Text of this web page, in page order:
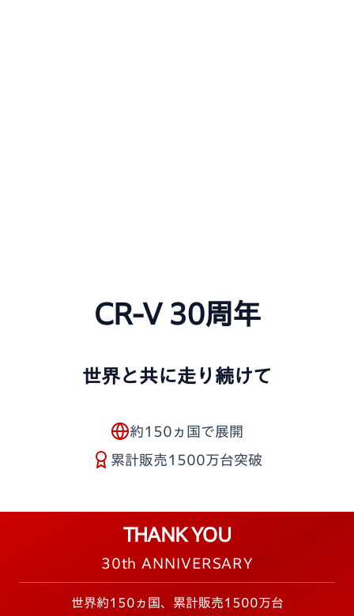
CR-V 30周年
世界と共に走り続けて
約150ヵ国で展開
累計販売1500万台突破
THANK YOU
30th ANNIVERSARY
世界約150ヵ国、累計販売1500万台